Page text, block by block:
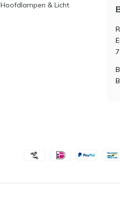
Hoofdlampen & Licht